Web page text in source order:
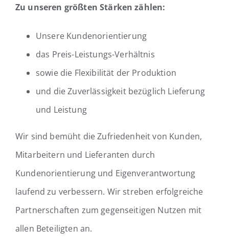
Zu unseren größten Stärken zählen:
Unsere Kundenorientierung
das Preis-Leistungs-Verhältnis
sowie die Flexibilität der Produktion
und die Zuverlässigkeit bezüglich Lieferung
und Leistung
Wir sind bemüht die Zufriedenheit von Kunden,
Mitarbeitern und Lieferanten durch
Kundenorientierung und Eigenverantwortung
laufend zu verbessern. Wir streben erfolgreiche
Partnerschaften zum gegenseitigen Nutzen mit
allen Beteiligten an.